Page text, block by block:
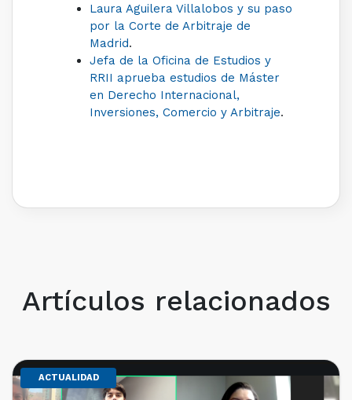
Laura Aguilera Villalobos y su paso
por la Corte de Arbitraje de
Madrid.
Jefa de la Oficina de Estudios y
RRII aprueba estudios de Máster
en Derecho Internacional,
Inversiones, Comercio y Arbitraje.
Artículos relacionados
ACTUALIDAD